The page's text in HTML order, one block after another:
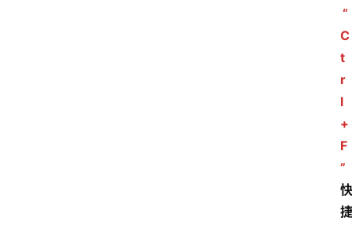
“
C
t
r
l
+
F
”
快
捷